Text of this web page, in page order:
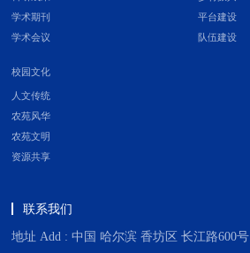
学术期刊
学术会议
平台建设
队伍建设
校园文化
人文传统
农苑风华
农苑文明
资源共享
联系我们
地址 Add : 中国 哈尔滨 香坊区 长江路600号